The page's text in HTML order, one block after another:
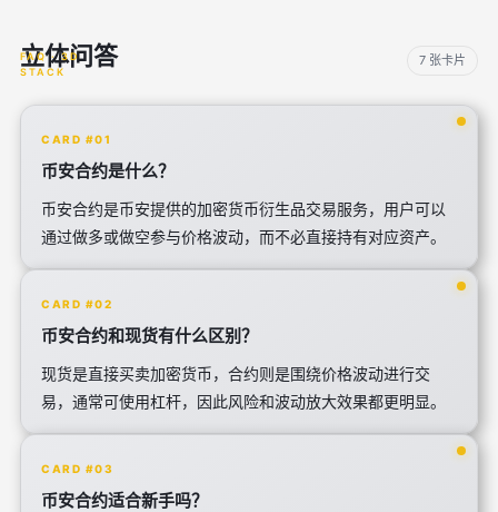
立体问答 7 张卡片
CARD #01
币安合约是什么？
币安合约是币安提供的加密货币衍生品交易服务，用户可以
通过做多或做空参与价格波动，而不必直接持有对应资产。
CARD #02
币安合约和现货有什么区别？
现货是直接买卖加密货币，合约则是围绕价格波动进行交
易，通常可使用杠杆，因此风险和波动放大效果都更明显。
CARD #03
币安合约适合新手吗？